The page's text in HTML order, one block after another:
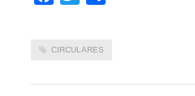
CIRCULARES